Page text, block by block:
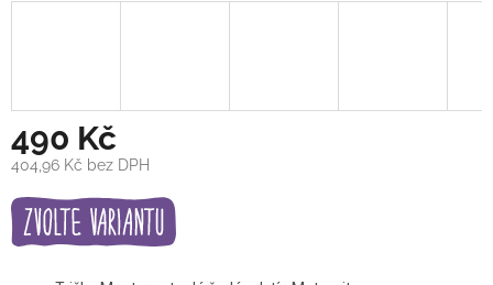
490 Kč
404,96 Kč bez DPH
Měrná
cena: